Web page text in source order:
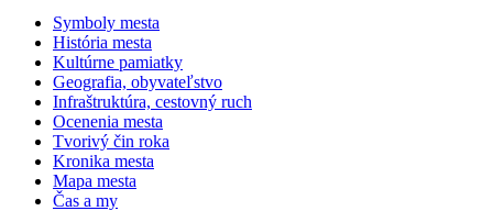
Symboly mesta
História mesta
Kultúrne pamiatky
Geografia, obyvateľstvo
Infraštruktúra, cestovný ruch
Ocenenia mesta
Tvorivý čin roka
Kronika mesta
Mapa mesta
Čas a my